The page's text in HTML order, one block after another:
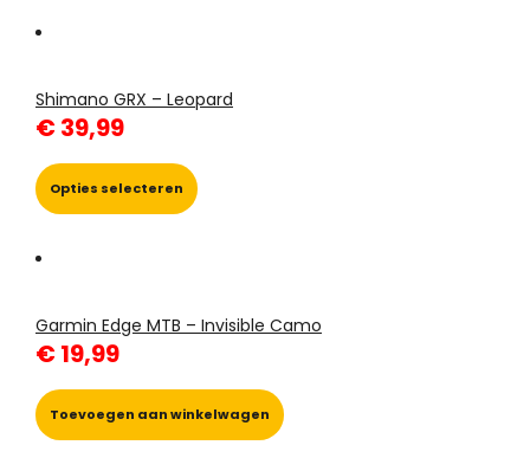
Shimano GRX – Leopard
€39,99
Opties selecteren
product
kan
worden
op
Garmin Edge MTB – Invisible Camo
€19,99
Toevoegen aan winkelwagen